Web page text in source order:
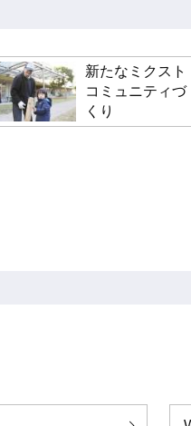
新たなミクスト
コミュニティづ
くり